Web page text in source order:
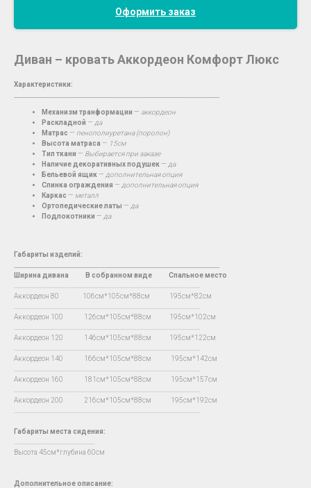
Оформить заказ
Диван – кровать Аккордеон Комфорт Люкс
Характеристики:
Механизм транформации — аккордеон
Раскладной — да
Матрас — пенополиуретана (поролон)
Высота матраса — 15см
Тип ткани — Выбирается при заказе
Наличие декоративных подушек — да
Бельевой ящик — дополнительная опция
Спинка ограждения — дополнительная опция
Каркас — металл
Ортопедические латы — да
Подлокотники — да
Габариты изделий:
Ширина дивана
В собранном виде Спальное место
Аккордеон 80 106см*105см*88см 195см*82см
Аккордеон 100 126см*105см*88см 195см*102см
Аккордеон 120 146см*105см*88см 195см*122см
Аккордеон 140 166см*105см*88см 195см*142см
Аккордеон 160 181см*105см*88см 195см*157см
Аккордеон 200 216см*105см*88см 195см*192см
Габариты места сидения:
Высота 45см*глубина 60см
Дополнительное описание: